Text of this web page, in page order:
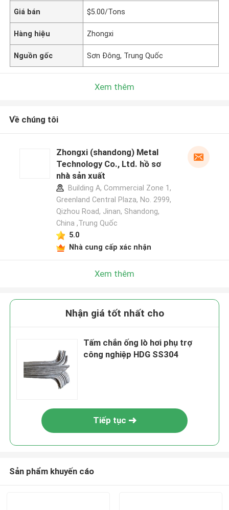
Giá bán $5.00/Tons
Hàng hiệu Zhongxi
Nguồn gốc Sơn Đông, Trung Quốc
Xem thêm
Về chúng tôi
Zhongxi (shandong) Metal
Technology Co., Ltd. hồ sơ
nhà sản xuất
Building A, Commercial Zone 1,
Greenland Central Plaza, No. 2999,
Qizhou Road, Jinan, Shandong,
China ,Trung Quốc
5.0
Nhà cung cấp xác nhận
Xem thêm
Nhận giá tốt nhất cho
Tấm chắn ống lò hơi phụ trợ
công nghiệp HDG SS304
Tiếp tục
Sản phẩm khuyến cáo